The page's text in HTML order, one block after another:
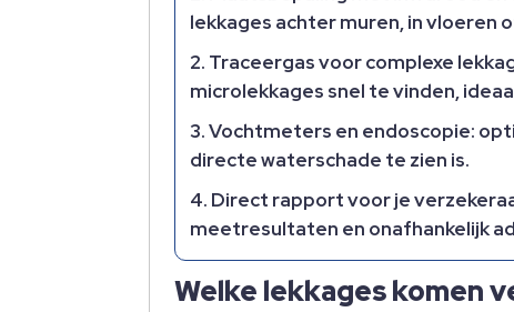
lekkages achter muren, in vloeren
Traceergas voor complexe
microlekkages snel te vinden,
Vochtmeters en endoscopie:
directe waterschade te zien is.
Direct rapport voor je
meetresultaten en onafhankelijk
Welke lekkages komen